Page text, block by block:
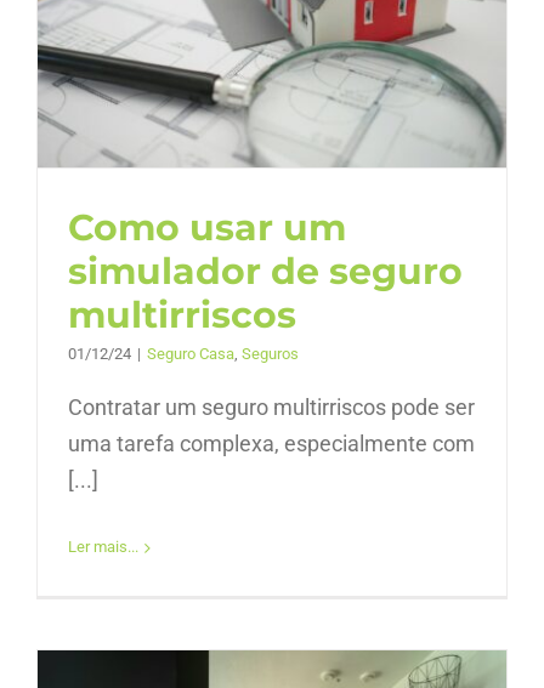
Como usar um
simulador de seguro
multirriscos
01/12/24 | Seguro Casa, Seguros
Contratar um seguro multirriscos pode ser
uma tarefa complexa, especialmente com
[...]
Ler mais...